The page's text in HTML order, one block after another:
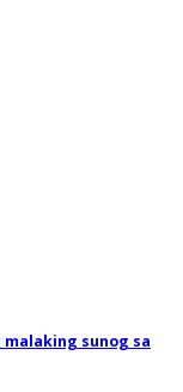
sunog sa